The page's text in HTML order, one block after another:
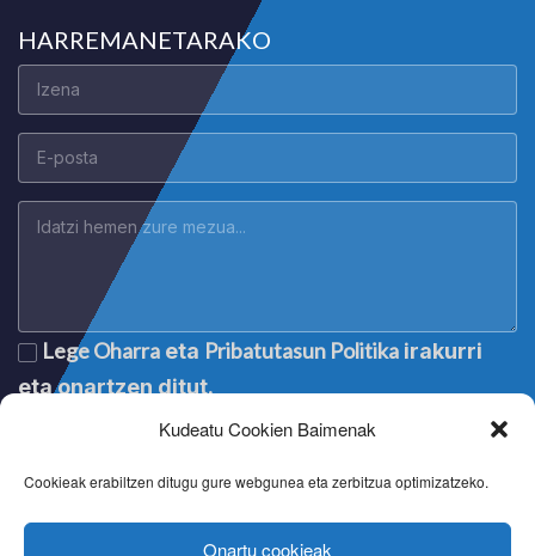
Kudeatu Cookien Baimenak
Cookieak erabiltzen ditugu gure webgunea eta zerbitzua optimizatzeko.
Onartu cookieak
HARREMANETARAKO
Lege Oharra eta Pribatutasun Politika irakurri
eta onartzen ditut.